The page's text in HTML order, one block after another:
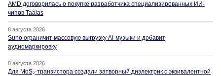
AMD договорилась о покупке разработчика специализированных ИИ-
чипов Taalas
8 августа 2026
Suno ограничит массовую выгрузку AI-музыки и добавит
аудиомаркировку
8 августа 2026
Для MoS₂-транзистора создали затворный диэлектрик с эквивалентной